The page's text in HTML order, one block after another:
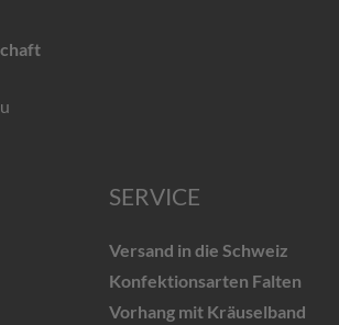
SERVICE
Versand in die Schweiz
Konfektionsarten Falten
Vorhang mit Kräuselband